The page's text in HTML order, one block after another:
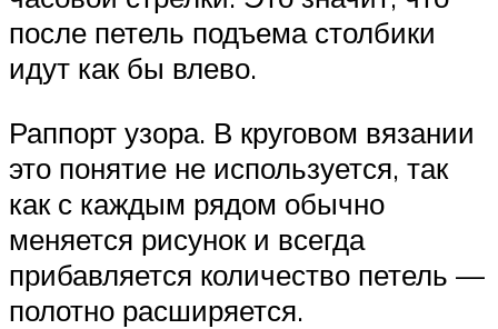
после петель подъема столбики
идут как бы влево.
Раппорт узора. В круговом вязании
это понятие не используется, так
как с каждым рядом обычно
меняется рисунок и всегда
прибавляется количество петель —
полотно расширяется.